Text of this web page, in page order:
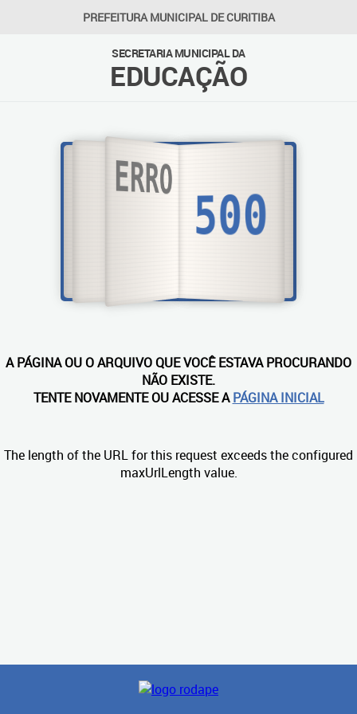
PREFEITURA MUNICIPAL DE CURITIBA
SECRETARIA MUNICIPAL DA
EDUCAÇÃO
A PÁGINA OU O ARQUIVO QUE VOCÊ ESTAVA PROCURANDO
NÃO EXISTE.
TENTE NOVAMENTE OU ACESSE APÁGINA INICIAL
The length of the URL for this request exceeds the configured
maxUrlLength value.